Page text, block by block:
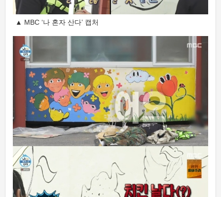
▲ MBC ‘나 혼자 산다’ 캡처